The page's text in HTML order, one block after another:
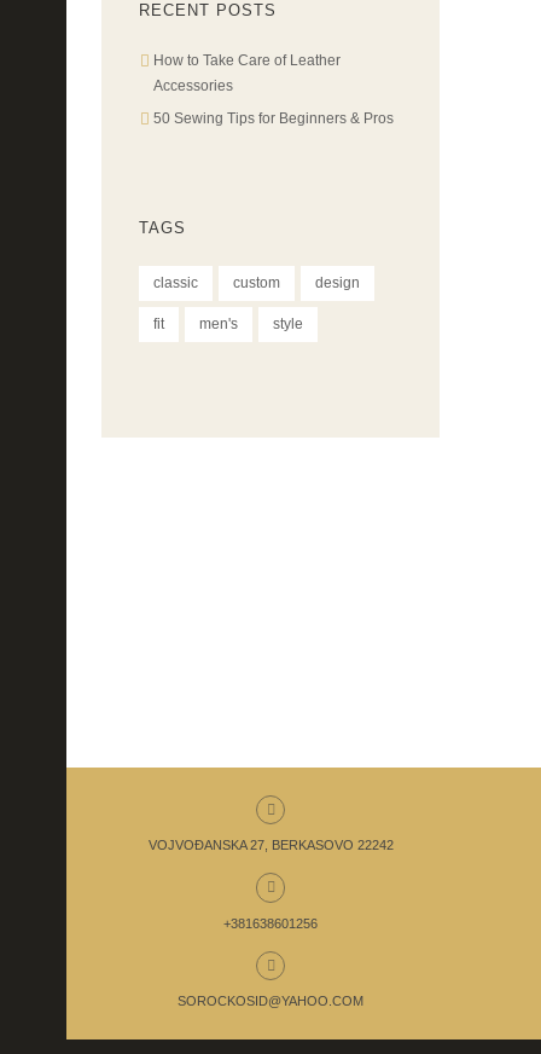
RECENT POSTS
How to Take Care of Leather
Accessories
50 Sewing Tips for Beginners & Pros
TAGS
classic custom design
fit men's style
VOJVOĐANSKA 27, BERKASOVO 22242
+381638601256
SOROCKOSID@YAHOO.COM